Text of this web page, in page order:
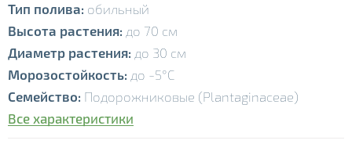
Тип полива: обильный
Высота растения: до 70 см
Диаметр растения: до 30 см
Морозостойкость: до -5°С
Семейство: Подорожниковые (Plantaginaceae)
Все характеристики